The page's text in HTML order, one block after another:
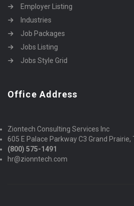
Employer Listing
Industries
Job Packages
Jobs Listing
Jobs Style Grid
Office Address
Ziontech Consulting Services Inc
605 E Palace Parkway C3 Grand Prairie,
(800) 575-1491
hr@zionntech.com